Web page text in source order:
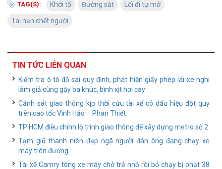
TAG(S): Khởi tố Đường sắt Lối đi tự mở
Tai nạn chết người
TIN TỨC LIÊN QUAN
Kiểm tra ô tô đỗ sai quy định, phát hiện giấy phép lái xe nghi
làm giả cùng gậy ba khúc, bình xịt hơi cay
Cảnh sát giao thông kịp thời cứu tài xế có dấu hiệu đột quỵ
trên cao tốc Vĩnh Hảo – Phan Thiết
TP HCM điều chỉnh lộ trình giao thông để xây dựng metro số 2
Tạm giữ thanh niên đạp ngã người đàn ông đang chạy xe
máy trên đường
Tài xế Camry tông xe máy chở trẻ nhỏ rồi bỏ chạy bị phạt 38